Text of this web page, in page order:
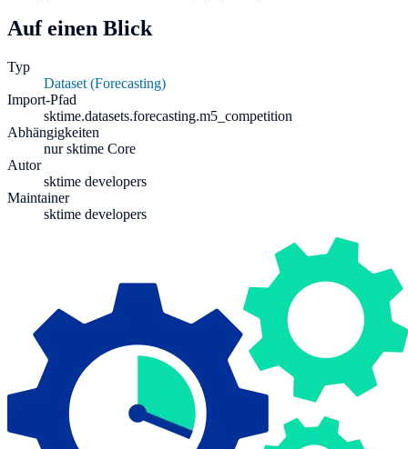
Auf einen Blick
Typ
Dataset (Forecasting)
Import-Pfad
sktime.datasets.forecasting.m5_competition
Abhängigkeiten
nur sktime Core
Autor
sktime developers
Maintainer
sktime developers